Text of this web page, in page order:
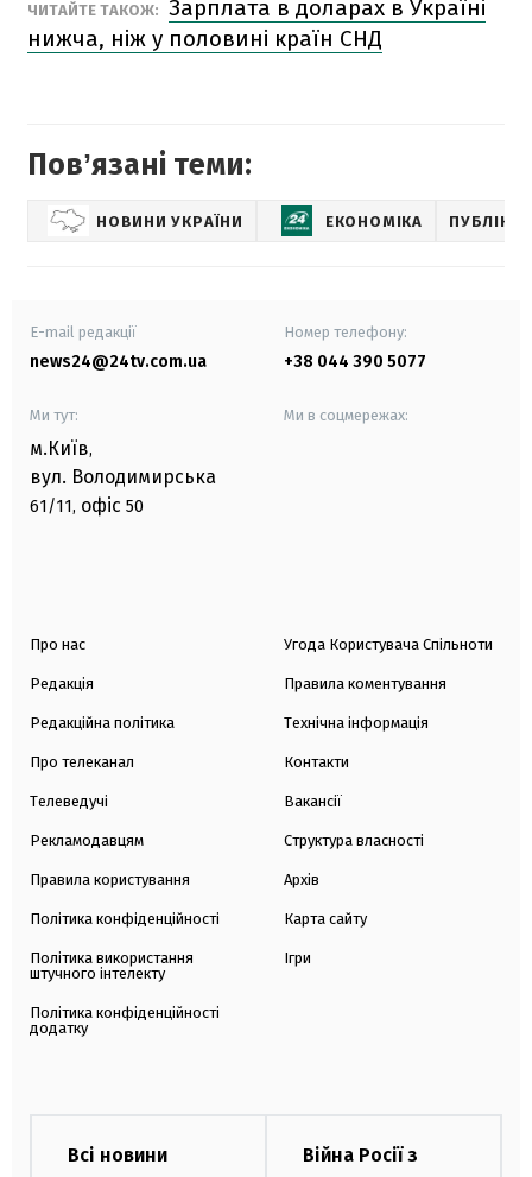
ЧИТАЙТЕ ТАКОЖ: Зарплата в доларах в Україні
нижча, ніж у половині країн СНД
Повʼязані теми:
НОВИНИ УКРАЇНИ ЕКОНОМІКА
E-mail редакції
news24@24tv.com.ua
Номер телефону:
+38 044 390 5077
Ми тут:
м.Київ,
вул. Володимирська
61/11, офіс 50
Ми в соцмережах:
Про нас
Редакція
Редакційна політика
Про телеканал
Телеведучі
Рекламодавцям
Правила користування
Політика конфіденційності
Політика використання
штучного інтелекту
Політика конфіденційності
додатку
Угода Користувача Спільноти
Правила коментування
Технічна інформація
Контакти
Вакансії
Структура власності
Архів
Карта сайту
Ігри
Всі новини
Війна Росії з